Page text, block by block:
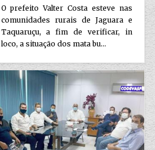
O prefeito Valter Costa esteve nas
comunidades rurais de Jaguara e
Taquaruçu, a fim de verificar, in
loco, a situação dos mata bu...